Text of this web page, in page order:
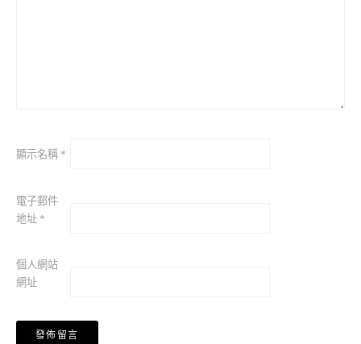
顯示名稱 *
電子郵件
地址 *
個人網站
網址